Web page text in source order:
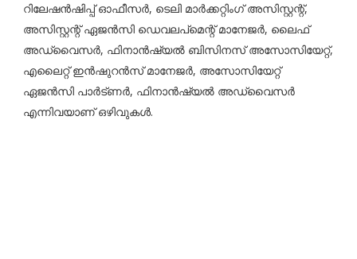
റിലേഷൻഷിപ്പ് ഓഫീസർ, ടെലി മാർക്കറ്റിംഗ് അസിസ്റ്റന്റ്,
അസിസ്റ്റന്റ് ഏജൻസി ഡെവലപ്മെന്റ് മാനേജർ, ലൈഫ്
അഡ്വൈസർ, ഫിനാൻഷ്യൽ ബിസിനസ് അസോസിയേറ്റ്,
എലൈറ്റ് ഇൻഷുറൻസ് മാനേജർ, അസോസിയേറ്റ്
ഏജൻസി പാർട്ണർ, ഫിനാൻഷ്യൽ അഡ്വൈസർ
എന്നിവയാണ് ഒഴിവുകൾ.